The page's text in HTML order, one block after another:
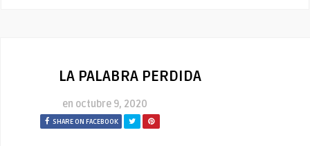
LA PALABRA PERDIDA
en octubre 9, 2020
SHARE ON FACEBOOK